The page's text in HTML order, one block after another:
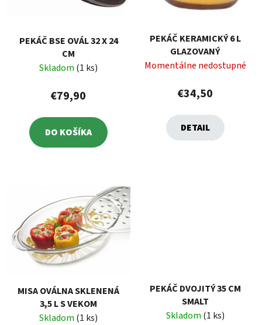
PEKÁČ BSE OVÁL 32 X 24
CM
Skladom (1 ks)
€79,90
DO KOŠÍKA
PEKÁČ KERAMICKÝ 6 L
GLAZOVANÝ
Momentálne nedostupné
€34,50
DETAIL
MISA OVÁLNA SKLENENÁ
3,5 L S VEKOM
Skladom (1 ks)
PEKÁČ DVOJITÝ 35 CM
SMALT
Skladom (1 ks)